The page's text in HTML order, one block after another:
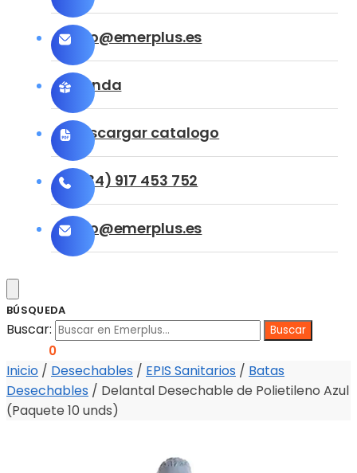
info@emerplus.es
Tienda
Descargar catalogo
(+34) 917 453 752
info@emerplus.es
BÚSQUEDA
Buscar:
0
Inicio / Desechables / EPIS Sanitarios / Batas
Desechables / Delantal Desechable de Polietileno Azul
(Paquete 10 unds)